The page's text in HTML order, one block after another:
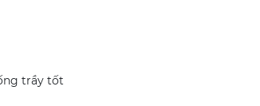
trầy tốt